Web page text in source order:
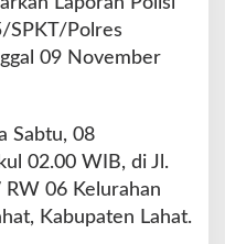
Polres
09 November
Sabtu, 08
02.00 WIB, di Jl.
RW 06 Kelurahan
Kabupaten Lahat.